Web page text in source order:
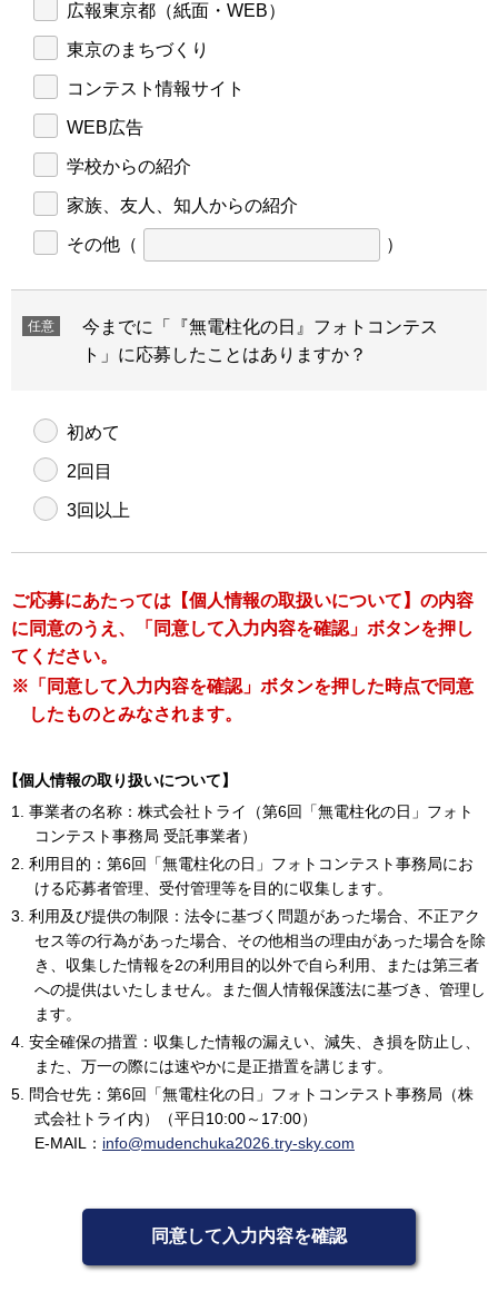
広報東京都（紙面・WEB）
東京のまちづくり
コンテスト情報サイト
WEB広告
学校からの紹介
家族、友人、知人からの紹介
その他 （ ）
任意
今までに「『無電柱化の日』フォトコンテス
ト」に応募したことはありますか？
初めて
2回目
3回以上
ご応募にあたっては【個人情報の取扱いについて】の内容
に同意のうえ、「同意して入力内容を確認」ボタンを押し
てください。
※「同意して入力内容を確認」ボタンを押した時点で同意
したものとみなされます。
【個人情報の取り扱いについて】
1. 事業者の名称：株式会社トライ（第6回「無電柱化の日」フォト
コンテスト事務局 受託事業者）
2. 利用目的：第6回「無電柱化の日」フォトコンテスト事務局にお
ける応募者管理、受付管理等を目的に収集します。
3. 利用及び提供の制限：法令に基づく問題があった場合、不正アク
セス等の行為があった場合、その他相当の理由があった場合を除
き、収集した情報を2の利用目的以外で自ら利用、または第三者
への提供はいたしません。また個人情報保護法に基づき、管理し
ます。
4. 安全確保の措置：収集した情報の漏えい、減失、き損を防止し、
また、万一の際には速やかに是正措置を講じます。
5. 問合せ先：第6回「無電柱化の日」フォトコンテスト事務局（株
式会社トライ内）（平日10:00～17:00）
E-MAIL： info@mudenchuka2026.try-sky.com
同意して入力内容を確認